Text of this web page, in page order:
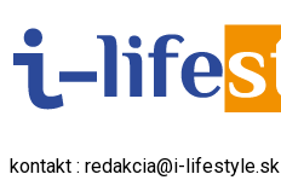
kontakt : redakcia@i-lifestyle.sk